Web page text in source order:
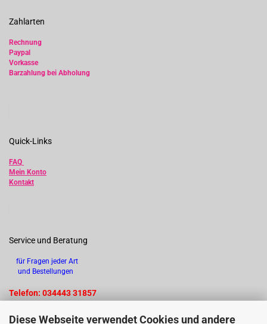
Diese Webseite verwendet Cookies und andere
Zahlarten
Rechnung
Paypal
Vorkasse
Barzahlung bei Abholung
Quick-Links
FAQ
Mein Konto
Kontakt
Service und Beratung
für Fragen jeder Art
und Bestellungen
Telefon: 034443 31857